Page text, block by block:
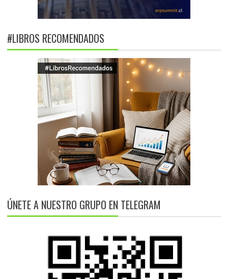
#LIBROS RECOMENDADOS
ÚNETE A NUESTRO GRUPO EN TELEGRAM